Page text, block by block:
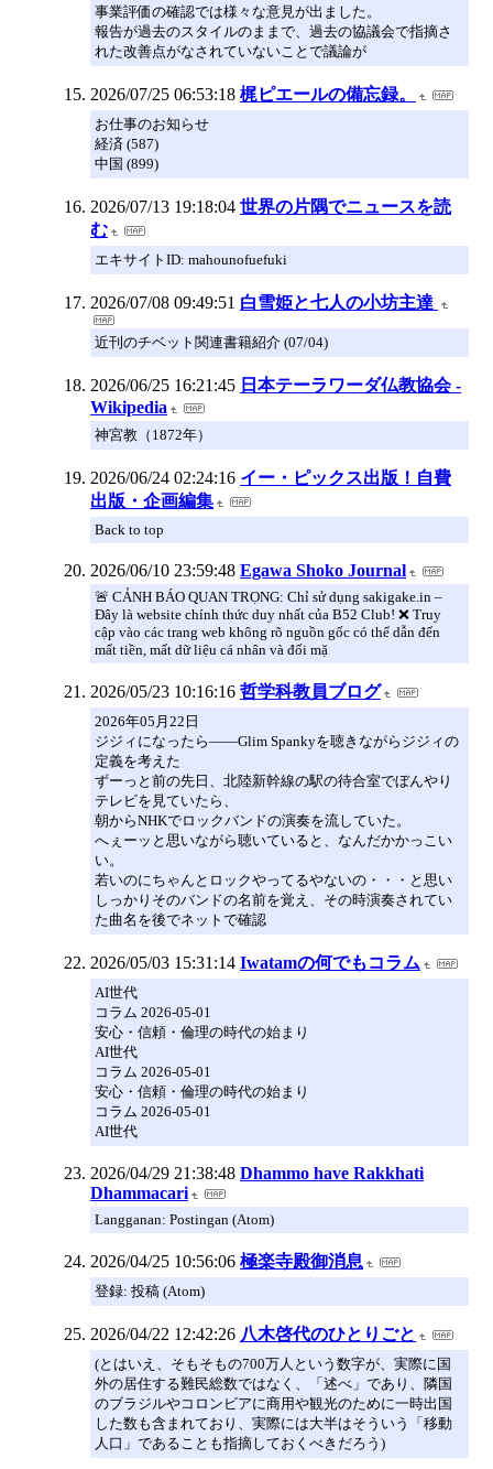
事業評価の確認では様々な意見が出ました。
報告が過去のスタイルのままで、過去の協議会で指摘さ
れた改善点がなされていないことで議論が
2026/07/25 06:53:18 梶ピエールの備忘録。
お仕事のお知らせ
経済 (587)
中国 (899)
2026/07/13 19:18:04 世界の片隅でニュースを読
む
エキサイトID: mahounofuefuki
2026/07/08 09:49:51 白雪姫と七人の小坊主達
近刊のチベット関連書籍紹介 (07/04)
2026/06/25 16:21:45 日本テーラワーダ仏教協会 -
Wikipedia
神宮教（1872年）
2026/06/24 02:24:16 イー・ピックス出版！自費
出版・企画編集
Back to top
2026/06/10 23:59:48 Egawa Shoko Journal
🚨 CẢNH BÁO QUAN TRỌNG: Chỉ sử dụng sakigake.in –
Đây là website chính thức duy nhất của B52 Club! ❌ Truy
cập vào các trang web không rõ nguồn gốc có thể dẫn đến
mất tiền, mất dữ liệu cá nhân và đối mặ
2026/05/23 10:16:16 哲学科教員ブログ
2026年05月22日
ジジィになったら――Glim Spankyを聴きながらジジィの
定義を考えた
ずーっと前の先日、北陸新幹線の駅の待合室でぼんやり
テレビを見ていたら、
朝からNHKでロックバンドの演奏を流していた。
へぇーッと思いながら聴いていると、なんだかかっこい
い。
若いのにちゃんとロックやってるやないの・・・と思い
しっかりそのバンドの名前を覚え、その時演奏されてい
た曲名を後でネットで確認
2026/05/03 15:31:14 Iwatamの何でもコラム
AI世代
コラム 2026-05-01
安心・信頼・倫理の時代の始まり
AI世代
コラム 2026-05-01
安心・信頼・倫理の時代の始まり
コラム 2026-05-01
AI世代
2026/04/29 21:38:48 Dhammo have Rakkhati
Dhammacari
Langganan: Postingan (Atom)
2026/04/25 10:56:06 極楽寺殿御消息
登録: 投稿 (Atom)
2026/04/22 12:42:26 八木啓代のひとりごと
(とはいえ、そもそもの700万人という数字が、実際に国
外の居住する難民総数ではなく、「述べ」であり、隣国
のブラジルやコロンビアに商用や観光のために一時出国
した数も含まれており、実際には大半はそういう「移動
人口」であることも指摘しておくべきだろう)